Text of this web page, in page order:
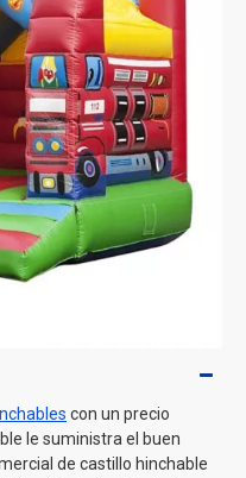
con un precio
le suministra el buen
de castillo hinchable